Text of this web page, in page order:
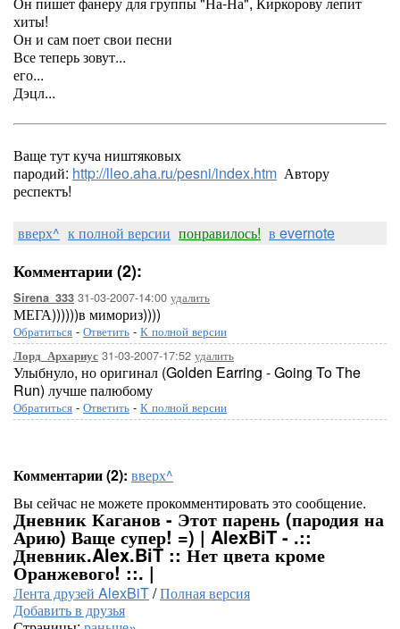
хиты!
Он и сам поет свои песни
Все теперь зовут...
его...
Дэцл...
Ваще тут куча ништяковых
пародий: http://lleo.aha.ru/pesni/index.htm Автору
респектъ!
вверх^ к полной версии понравилось! в evernote
Комментарии (2):
Sirena_333 31-03-2007-14:00 удалить
МЕГА))))))в мимориз))))
Обратиться - Ответить - К полной версии
Лорд_Архариус 31-03-2007-17:52 удалить
Улыбнуло, но оригинал (Golden Earring - Going To The
Run) лучше палюбому
Обратиться - Ответить - К полной версии
Комментарии (2): вверх^
Вы сейчас не можете прокомментировать это сообщение.
Дневник Каганов - Этот парень (пародия на
Арию) Ваще супер! =) | AlexBiT - .::
Дневник.Alex.BiT :: Нет цвета кроме
Оранжевого! ::. |
Лента друзей AlexBiT/Полная версия
Добавить в друзья